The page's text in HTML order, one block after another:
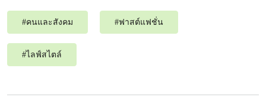
#คนและสังคม #ฟาสต์แฟชั่น
#ไลฟ์สไตล์